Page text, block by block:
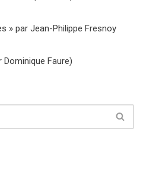
» par Jean-Philippe Fresnoy
Faure)